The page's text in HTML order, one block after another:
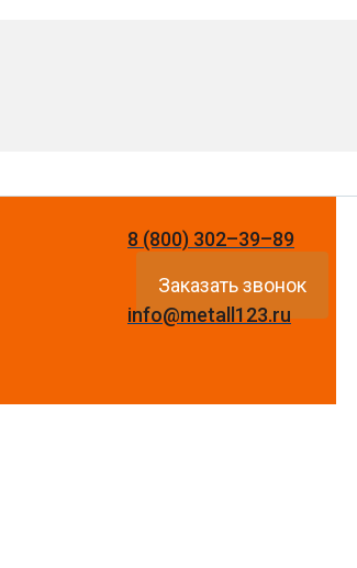
8 (800) 302–39–89
Заказать звонок
info@metall123.ru